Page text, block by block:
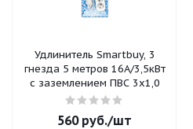
Удлинитель Smartbuy, 3
гнезда 5 метров 16А/3,5кВт
с заземлением ПВС 3х1,0
560руб./шт